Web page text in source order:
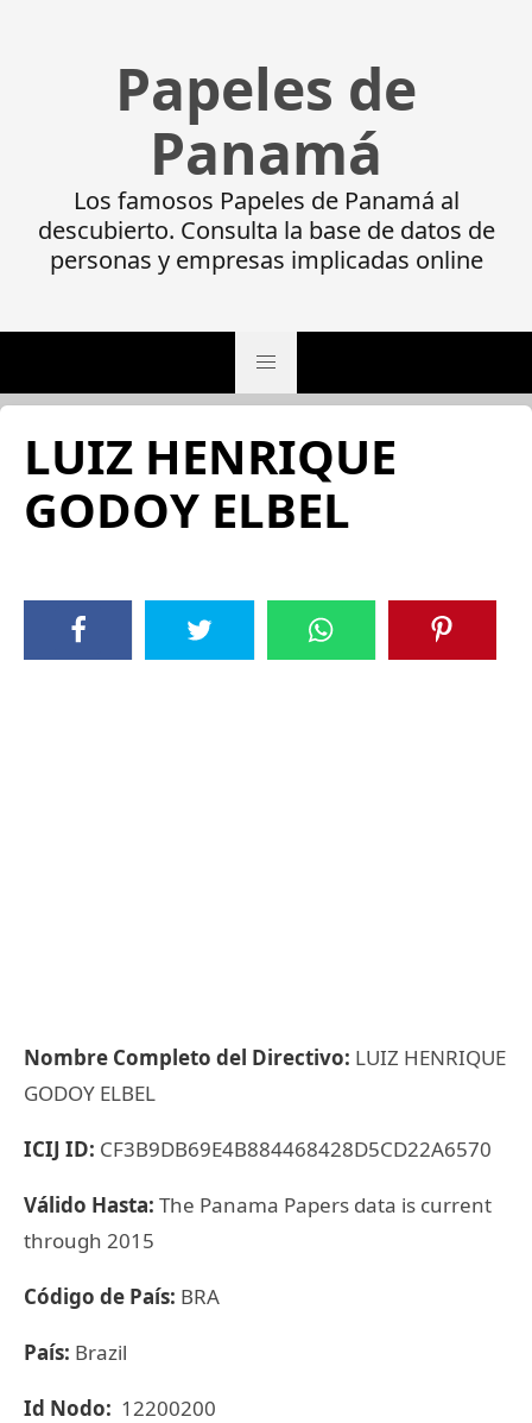
Papeles de
Panamá
Los famosos Papeles de Panamá al
descubierto. Consulta la base de datos de
personas y empresas implicadas online
LUIZ HENRIQUE
GODOY ELBEL
Nombre Completo del Directivo: LUIZ HENRIQUE
GODOY ELBEL
ICIJ ID: CF3B9DB69E4B884468428D5CD22A6570
Válido Hasta: The Panama Papers data is current
through 2015
Código de País: BRA
País: Brazil
Id Nodo: 12200200